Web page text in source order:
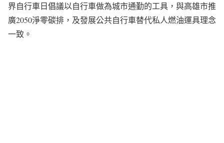
界自行車日倡議以自行車做為城市通勤的工具，與高雄市推
廣2050淨零碳排，及發展公共自行車替代私人燃油運具理念
一致。